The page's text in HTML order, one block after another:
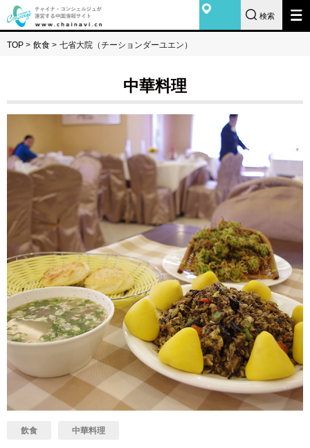
検索
TOP > 飲食 > 七省大院（チーションダーユエン）
中華料理
飲食 中華料理